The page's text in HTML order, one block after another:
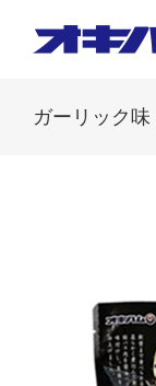
ガーリック味